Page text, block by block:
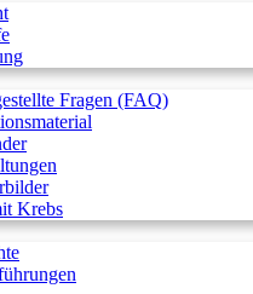
Fragen (FAQ)
Krebs